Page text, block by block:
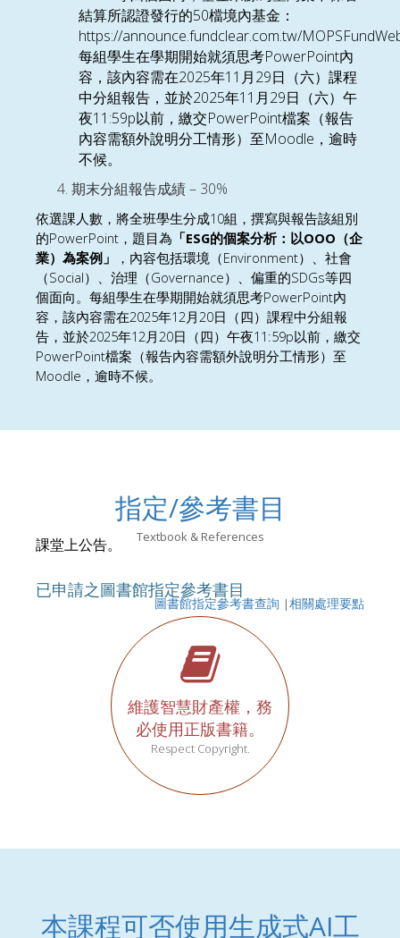
結算所認證發行的50檔境內基金：
https://announce.fundclear.com.tw/
每組學生在學期開始就須思考PowerPoint內
容，該內容需在2025年11 月 29 日（六）課程
中分組報告，並於2025年11 月 29 日（六）午
夜11:59p 以前，繳交PowerPoint檔案（報告
內容需額外說明分工情形）至Moodle ，逾時
不候。
期末分組報告成績 – 30%
依選課人數，將全班學生分成10組，撰寫與報告該組別
的PowerPoint ，題目為 「 ESG的個案分析：以OOO （企
業）為案例」
，內容包括環境（Environment）、社會
（Social）、治理（Governance）、偏重的SDGs等四
個面向。每組學生在學期開始就須思考PowerPoint內
容，該內容需在2025年12月 20日（四）課程中分組報
告，並於2025年12月 20日（四）午夜11:59p以前，繳交
PowerPoint檔案（報告內容需額外說明分工情形）至
Moodle ，逾時不候。
指定/參考書目
Textbook & References
課堂上公告。
已申請之圖書館指定參考書目
圖書館指定參考書查詢 |相關處理要點
維護智慧財產權，務
必使用正版書籍。
Respect Copyright.
本課程可否使用生成式AI工